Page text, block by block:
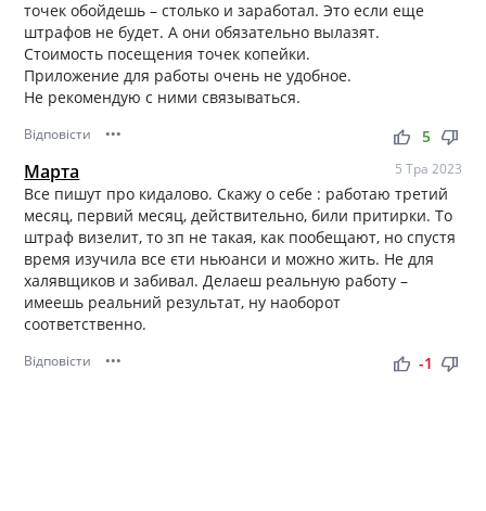
точек обойдешь – столько и заработал. Это если еще
штрафов не будет. А они обязательно вылазят.
Стоимость посещения точек копейки.
Приложение для работы очень не удобное.
Не рекомендую с ними связываться.
Відповісти ••• thumb_up thumb_down
5
Марта 5 Тра 2023
Все пишут про кидалово. Скажу о себе : работаю третий
месяц, первий месяц, действительно, били притирки. То
штраф визелит, то зп не такая, как пообещают, но спустя
время изучила все єти ньюанси и можно жить. Не для
халявщиков и забивал. Делаеш реальную работу –
имеешь реальний результат, ну наоборот
соответственно.
Відповісти ••• thumb_up thumb_down
-1